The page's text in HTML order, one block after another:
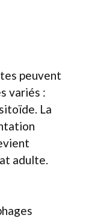
peuvent
variés :
La
adulte.